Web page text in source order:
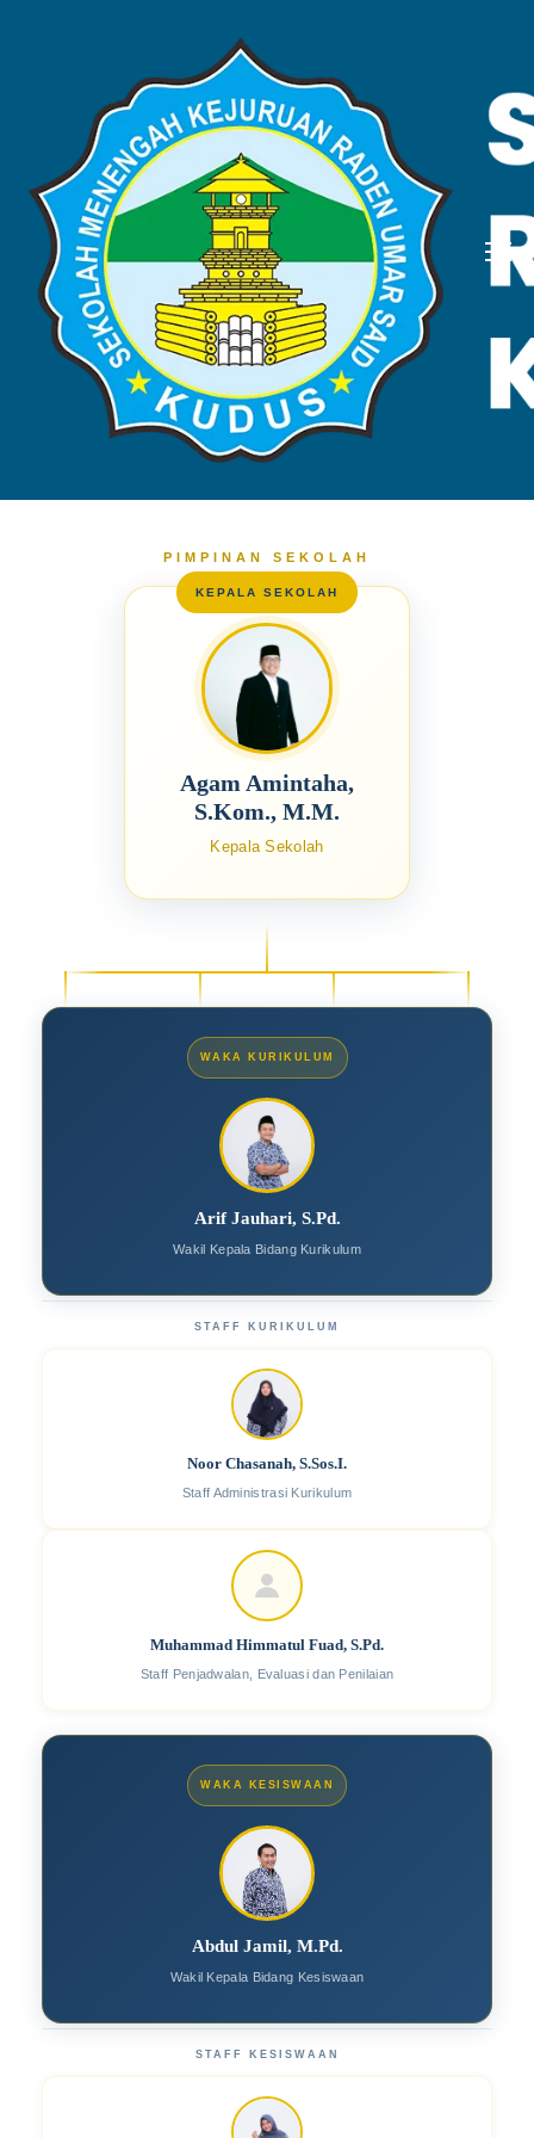
STRUKTUR
ORGANISASI
Struktur Organisasi
PIMPINAN SEKOLAH
Agam Amintaha,
S.Kom., M.M.
Kepala Sekolah
WAKA KURIKULUM
Arif Jauhari, S.Pd.
Wakil Kepala Bidang Kurikulum
STAFF KURIKULUM
Noor Chasanah, S.Sos.I.
Staff Administrasi Kurikulum
Muhammad Himmatul Fuad, S.Pd.
Staff Penjadwalan, Evaluasi dan Penilaian
WAKA KESISWAAN
Abdul Jamil, M.Pd.
Wakil Kepala Bidang Kesiswaan
STAFF KESISWAAN